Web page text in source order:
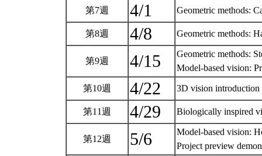
第7週 4/1 Geometric methods:
第8週 4/8 Geometric methods:
第9週 4/15
Geometric methods:
Model-based vision:
第10週 4/22 3D vision
第11週 4/29 Biologically inspired
第12週 5/6
Model-based vision:
Project preview